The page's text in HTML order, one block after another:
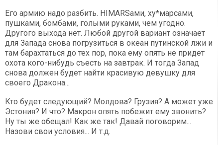
Его армию надо разбить. HIMARSами, ху*марсами,
пушками, бомбами, голыми руками, чем угодно.
Другого выхода нет. Любой другой вариант означает
для Запада снова погрузиться в океан путинской лжи и
там барахтаться до тех пор, пока ему опять не придет
охота кого-нибудь съесть на завтрак. И тогда Запад
снова должен будет найти красивую девушку для
своего Дракона...
Кто будет следующий? Молдова? Грузия? А может уже
Эстония? И что? Макрон опять побежит ему звонить?
Ну ты же обещал! Как же так! Давай поговорим...
Назови свои условия... И т.д.